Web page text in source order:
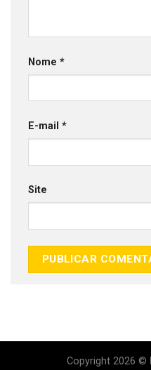
Nome *
E-mail *
Site
Copyright 2026 ©